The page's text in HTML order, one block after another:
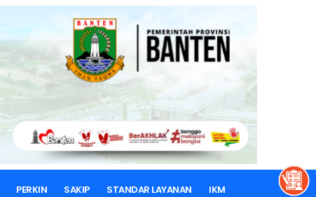
PERKIN SAKIP STANDAR LAYANAN IKM